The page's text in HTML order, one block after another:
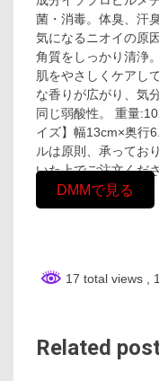
菌・消毒。体臭、汗
気になるニオイの原
角質をしっかり清浄
肌をやさしくケアし
な香りが広がり、気
同じ弱酸性。 重量
イズ】幅13cm×奥行
ルは原則、承ってお
いた上でご注文くださ
DMMで見る
17 total views ,
Related